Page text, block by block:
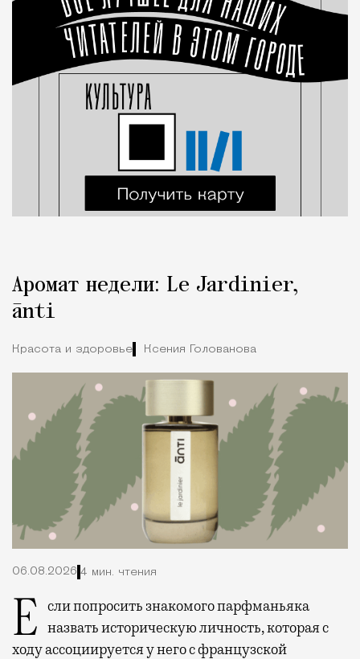
Аромат недели: Le Jardinier,
ānti
Красота и здоровье Ксения Голованова
06.08.2026 4 мин. чтения
Если попросить знакомого парфманьяка назвать историческую личность, которая с
ходу ассоциируется у него с французской